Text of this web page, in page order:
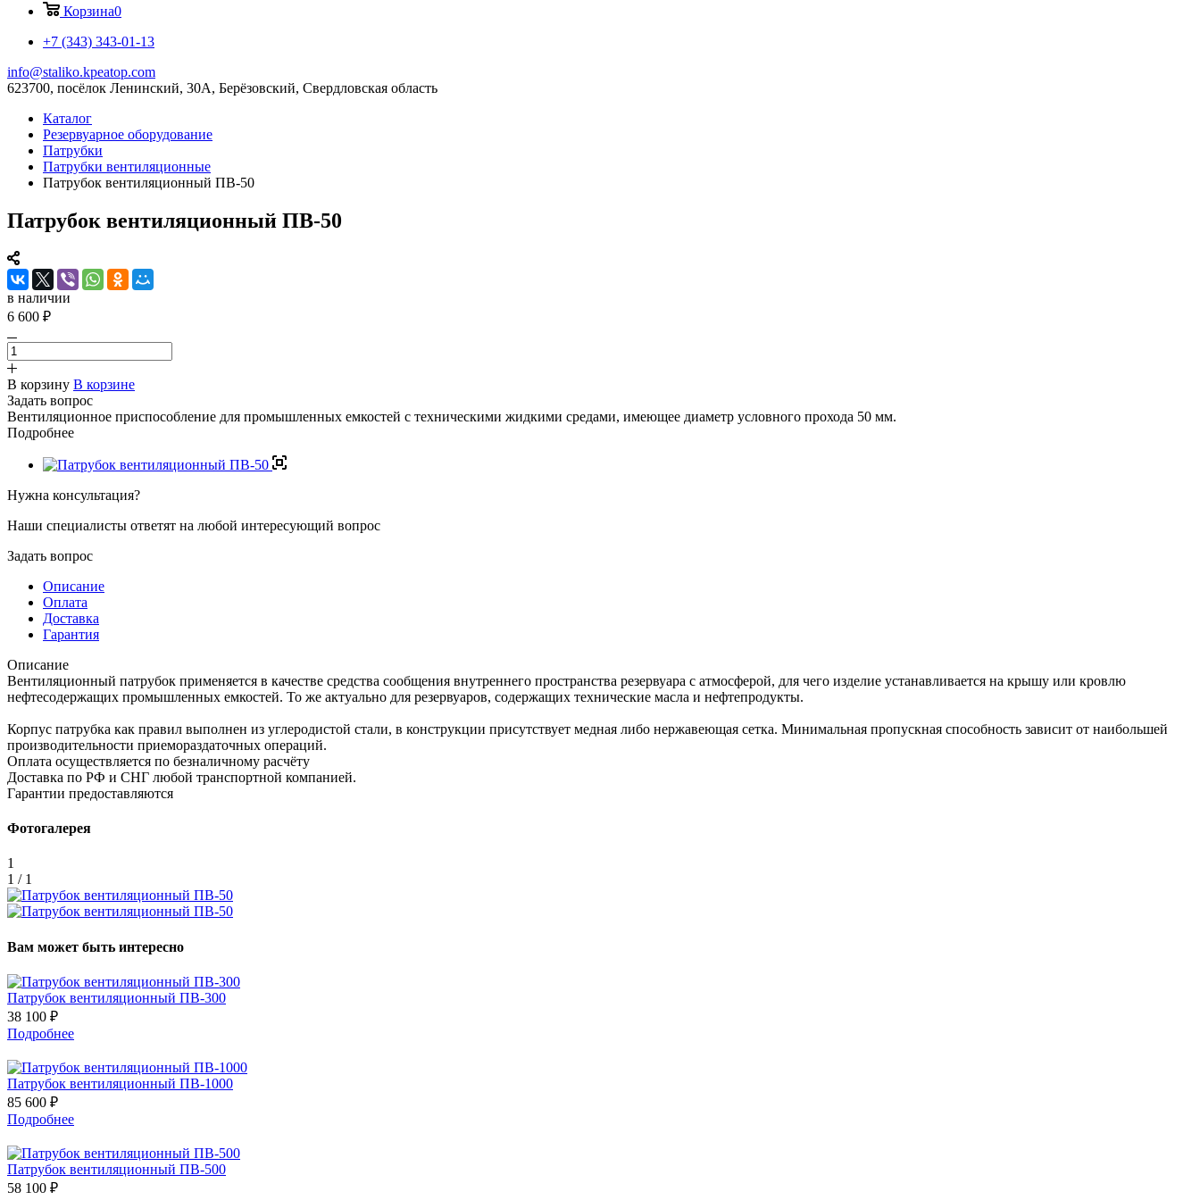
Корзина0
+7 (343) 343-01-13
info@staliko.kpeatop.com
623700, посёлок Ленинский, 30А, Берёзовский, Свердловская область
Каталог
Резервуарное оборудование
Патрубки
Патрубки вентиляционные
Патрубок вентиляционный ПВ-50
Патрубок вентиляционный ПВ-50
в наличии
6 600 ₽
В корзину В корзине
Задать вопрос
Вентиляционное приспособление для промышленных емкостей с техническими жидкими средами, имеющее диаметр условного прохода 50 мм.
Подробнее
Нужна консультация?
Наши специалисты ответят на любой интересующий вопрос
Задать вопрос
Описание
Оплата
Доставка
Гарантия
Описание
Вентиляционный патрубок применяется в качестве средства сообщения внутреннего пространства резервуара с атмосферой, для чего изделие устанавливается на крышу или кровлю
нефтесодержащих промышленных емкостей. То же актуально для резервуаров, содержащих технические масла и нефтепродукты.
Корпус патрубка как правил выполнен из углеродистой стали, в конструкции присутствует медная либо нержавеющая сетка. Минимальная пропускная способность зависит от наибольшей
производительности приемораздаточных операций.
Оплата осуществляется по безналичному расчёту
Доставка по РФ и СНГ любой транспортной компанией.
Гарантии предоставляются
Фотогалерея
1
1 / 1
Вам может быть интересно
Патрубок вентиляционный ПВ-300
38 100 ₽
Подробнее
Патрубок вентиляционный ПВ-1000
85 600 ₽
Подробнее
Патрубок вентиляционный ПВ-500
58 100 ₽